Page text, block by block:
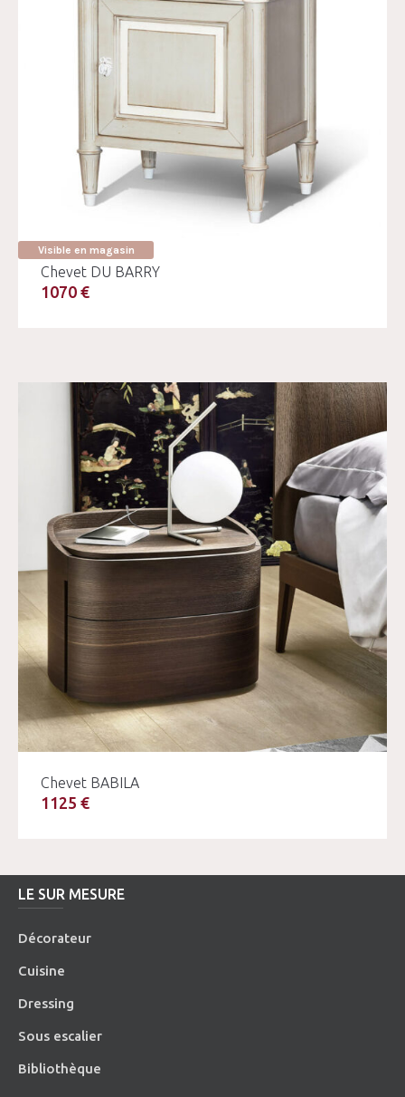
Visible en magasin
Chevet DU BARRY
1070 €
Chevet BABILA
1125 €
LE SUR MESURE
Décorateur
Cuisine
Dressing
Sous escalier
Bibliothèque